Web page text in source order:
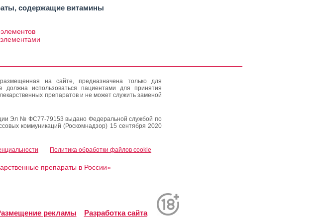
содержащие витамины
на сайте, предназначена только для
использоваться пациентами для принятия
препаратов и не может служить заменой
Эл № ФС77-79153 выдано Федеральной службой по
коммуникаций (Роскомнадзор) 15 сентября 2020
Политика обработки файлов cookie
препараты в России»
рекламы Разработка сайта